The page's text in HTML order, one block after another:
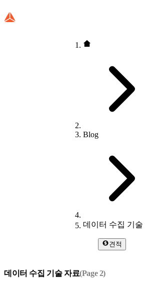
Blog
데이터 수집 기술
견적
데이터 수집 기술 자료(Page2)